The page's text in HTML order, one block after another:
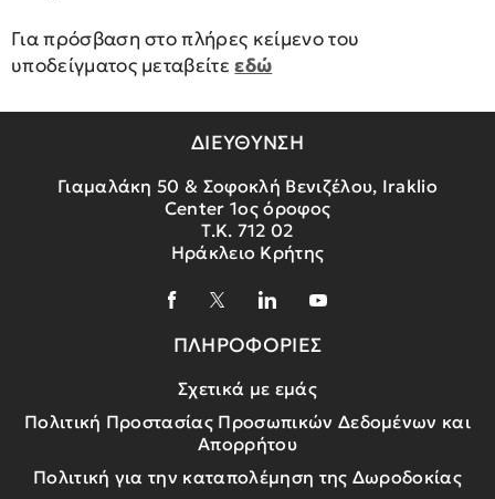
Για πρόσβαση στο πλήρες κείμενο του
υποδείγματος μεταβείτεεδώ
ΔΙΕΥΘΥΝΣΗ
Γιαμαλάκη 50 & Σοφοκλή Βενιζέλου, Iraklio
Center 1ος όροφος
Τ.Κ. 712 02
Ηράκλειο Κρήτης
ΠΛΗΡΟΦΟΡΙΕΣ
Σχετικά με εμάς
Πολιτική Προστασίας Προσωπικών Δεδομένων και
Απορρήτου
Πολιτική για την καταπολέμηση της Δωροδοκίας